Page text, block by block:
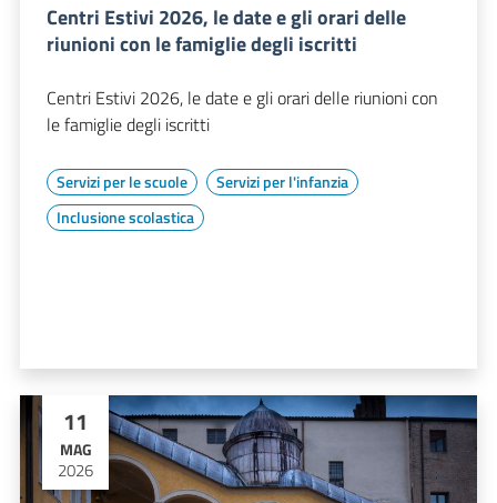
Centri Estivi 2026, le date e gli orari delle
riunioni con le famiglie degli iscritti
Centri Estivi 2026, le date e gli orari delle riunioni con
le famiglie degli iscritti
Servizi per le scuole
Servizi per l'infanzia
Inclusione scolastica
11
MAG
2026